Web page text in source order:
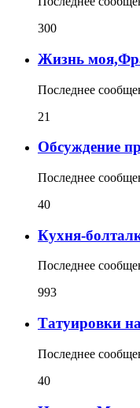
300
Жизнь
Последнее
21
Обсуждение
Последнее
40
Кухня-
Последнее
993
Татуировки
Последнее
40